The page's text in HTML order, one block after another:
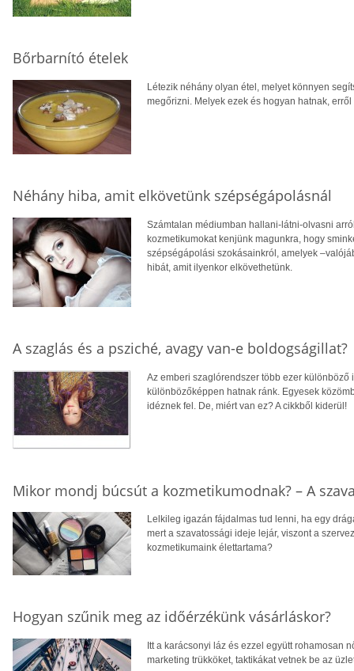
Bőrbarnító ételek
Létezik néhány olyan étel, melyet könnyen
megőrizni. Melyek ezek és hogyan hatnak,
Néhány hiba, amit elkövetünk szépségápolásnál
Számtalan médiumban hallani-látni-olvasni
kozmetikumokat kenjünk magunkra, hogy
szépségápolási szokásainkról, amelyek
hibát, amit ilyenkor elkövethetünk.
A szaglás és a psziché, avagy van-e boldogságillat?
Az emberi szaglórendszer több ezer
különbözőképpen hatnak ránk. Egyesek
idéznek fel. De, miért van ez? A cikkből kiderül!
Mikor mondj búcsút a kozmetikumodnak? – A
Lelkileg igazán fájdalmas tud lenni, ha egy
mert a szavatossági ideje lejár, viszont a
kozmetikumaink élettartama?
Hogyan szűnik meg az időérzékünk vásárláskor?
Itt a karácsonyi láz és ezzel együtt rohamosan
marketing trükköket, taktikákat vetnek be az